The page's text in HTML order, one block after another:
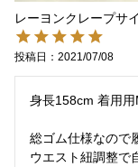
レーヨンクレープサ
投稿日 2021/07/08
身長158cm 着用
総ゴム仕様なので
ウエスト紐調整で